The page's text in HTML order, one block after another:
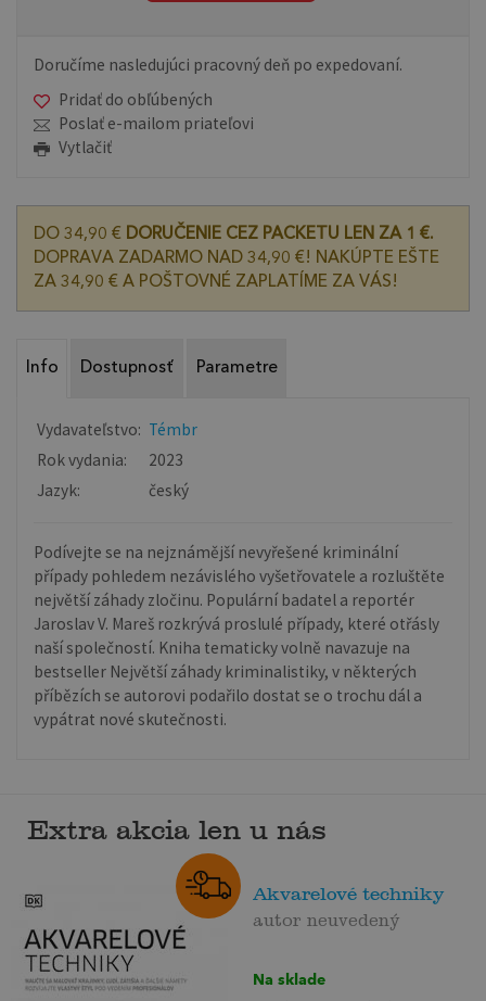
Doručíme nasledujúci pracovný deň po expedovaní.
Pridať do obľúbených
Poslať e-mailom priateľovi
Vytlačiť
DO 34,90 € DORUČENIE CEZ PACKETU LEN ZA 1 €.
DOPRAVA ZADARMO NAD 34,90 €! NAKÚPTE EŠTE
ZA 34,90 € A POŠTOVNÉ ZAPLATÍME ZA VÁS!
Info Dostupnosť Parametre
Vydavateľstvo: Témbr
Rok vydania:
2023
Jazyk:
český
Podívejte se na nejznámější nevyřešené kriminální
případy pohledem nezávislého vyšetřovatele a rozluštěte
největší záhady zločinu. Populární badatel a reportér
Jaroslav V. Mareš rozkrývá proslulé případy, které otřásly
naší společností. Kniha tematicky volně navazuje na
bestseller Největší záhady kriminalistiky, v některých
příbězích se autorovi podařilo dostat se o trochu dál a
vypátrat nové skutečnosti.
Extra akcia len u nás
Akvarelové techniky
autor neuvedený
Na sklade